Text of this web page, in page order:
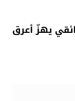
يهزّ أعرق